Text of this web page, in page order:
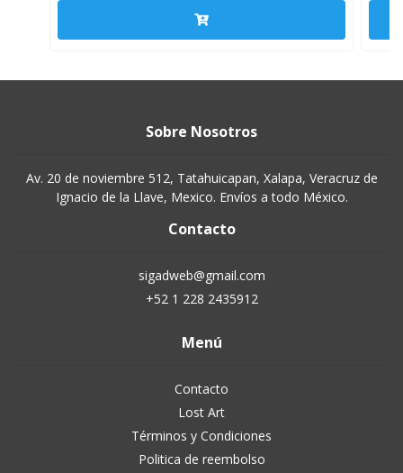
Sobre Nosotros
Av. 20 de noviembre 512, Tatahuicapan, Xalapa, Veracruz de
Ignacio de la Llave, Mexico. Envíos a todo México.
Contacto
sigadweb@gmail.com
+52 1 228 2435912
Menú
Contacto
Lost Art
Términos y Condiciones
Politica de reembolso